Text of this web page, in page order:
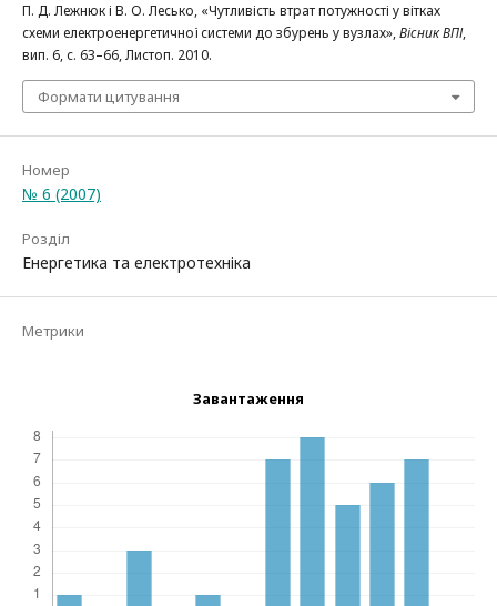
П. Д. Лежнюк і В. О. Лесько, «Чутливість втрат потужності у вітках
схеми електроенергетичної системи до збурень у вузлах»,Вісник ВПІ,
вип. 6, с. 63–66, Листоп. 2010.
Формати цитування
Номер
№ 6 (2007)
Розділ
Енергетика та електротехніка
Метрики
Завантаження